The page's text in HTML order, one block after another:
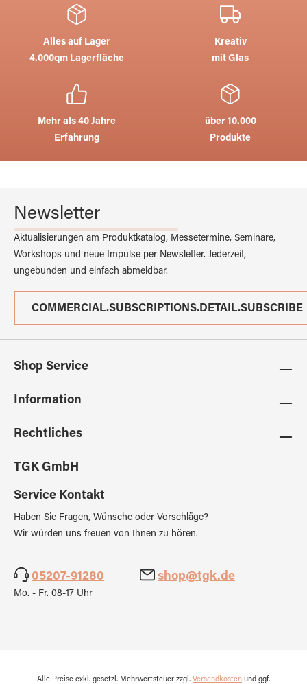
Alles auf Lager
4.000qm Lagerfläche
Kreativ
mit Glas
Mehr als 40 Jahre
Erfahrung
über 10.000
Produkte
Newsletter
Aktualisierungen am Produktkatalog, Messetermine, Seminare,
Workshops und neue Impulse per Newsletter. Jederzeit,
ungebunden und einfach abmeldbar.
COMMERCIAL.SUBSCRIPTIONS.DETAIL.SUBSCRIBE
Shop Service
Information
Rechtliches
TGK GmbH
Service Kontakt
Haben Sie Fragen, Wünsche oder Vorschläge?
Wir würden uns freuen von Ihnen zu hören.
05207-91280 shop@tgk.de
Mo. - Fr. 08-17 Uhr
Alle Preise exkl. gesetzl. Mehrwertsteuer zzgl. Versandkosten und ggf.